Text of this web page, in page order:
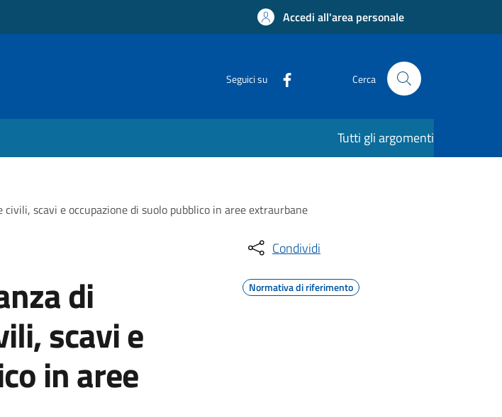
Accedi all'area personale
Seguici su Cerca
Tutti gli argomenti
scavi e occupazione di suolo pubblico in aree extraurbane
di
scavi e
in aree
Condividi
Normativa di riferimento